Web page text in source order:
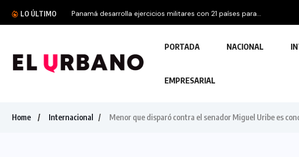
LO ÚLTIMO Panamá desarrolla ejercicios militares con 21 países para...
PORTADA NACIONAL
EMPRESARIAL
Home Internacional Menor que disparó contra el senador Miguel Uribe es